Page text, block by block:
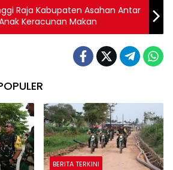
Raja Kabupaten Asahan Antar
Keracunan Makan
BERITA TERKINI